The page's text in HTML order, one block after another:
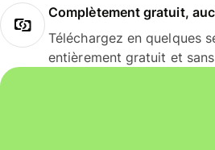
Complètement gratuit,
Téléchargez en quelques
entièrement gratuit et